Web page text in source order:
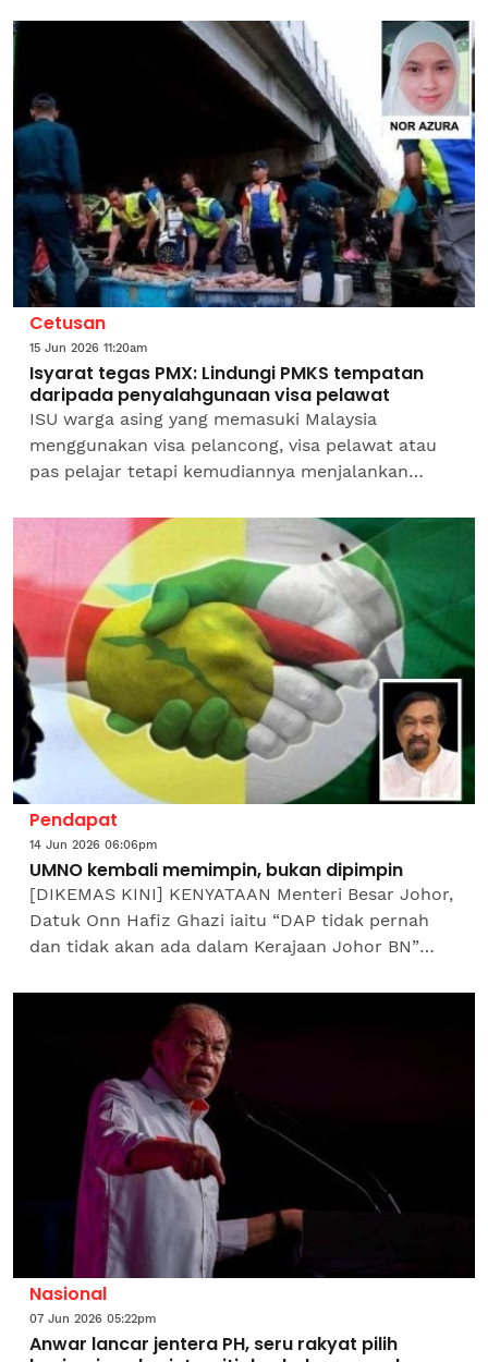
parti gabungan dalam Kerajaan...
Cetusan
15 Jun 2026 11:20am
Isyarat tegas PMX: Lindungi PMKS tempatan
daripada penyalahgunaan visa pelawat
ISU warga asing yang memasuki Malaysia
menggunakan visa pelancong, visa pelawat atau
pas pelajar tetapi kemudiannya menjalankan
perkara baharu.Perkara...
Pendapat
14 Jun 2026 06:06pm
UMNO kembali memimpin, bukan dipimpin
[DIKEMAS KINI] KENYATAAN Menteri Besar Johor,
Datuk Onn Hafiz Ghazi iaitu “DAP tidak pernah
dan tidak akan ada dalam Kerajaan Johor BN”
penuh yakin...
Nasional
07 Jun 2026 05:22pm
Anwar lancar jentera PH, seru rakyat pilih